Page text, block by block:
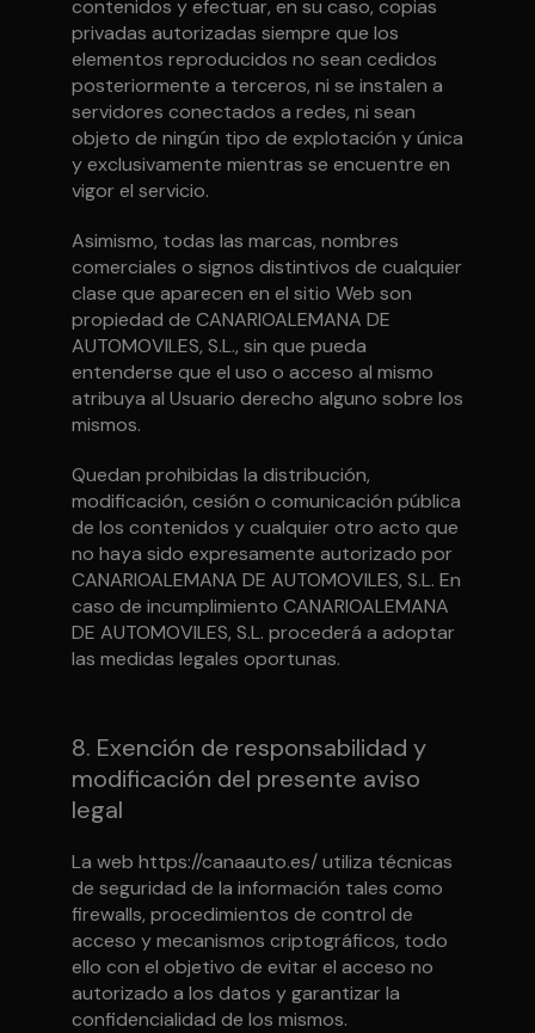
contenidos y efectuar, en su caso, copias
privadas autorizadas siempre que los
elementos reproducidos no sean cedidos
posteriormente a terceros, ni se instalen a
servidores conectados a redes, ni sean
objeto de ningún tipo de explotación y única
y exclusivamente mientras se encuentre en
vigor el servicio.
Asimismo, todas las marcas, nombres
comerciales o signos distintivos de cualquier
clase que aparecen en el sitio Web son
propiedad de CANARIOALEMANA DE
AUTOMOVILES, S.L., sin que pueda
entenderse que el uso o acceso al mismo
atribuya al Usuario derecho alguno sobre los
mismos.
Quedan prohibidas la distribución,
modificación, cesión o comunicación pública
de los contenidos y cualquier otro acto que
no haya sido expresamente autorizado por
CANARIOALEMANA DE AUTOMOVILES, S.L. En
caso de incumplimiento CANARIOALEMANA
DE AUTOMOVILES, S.L. procederá a adoptar
las medidas legales oportunas.
8. Exención de responsabilidad y
modificación del presente aviso
legal
La web https://canaauto.es/ utiliza técnicas
de seguridad de la información tales como
firewalls, procedimientos de control de
acceso y mecanismos criptográficos, todo
ello con el objetivo de evitar el acceso no
autorizado a los datos y garantizar la
confidencialidad de los mismos.